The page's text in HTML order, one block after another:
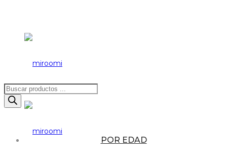
Búsqueda
de
productos
POR EDAD